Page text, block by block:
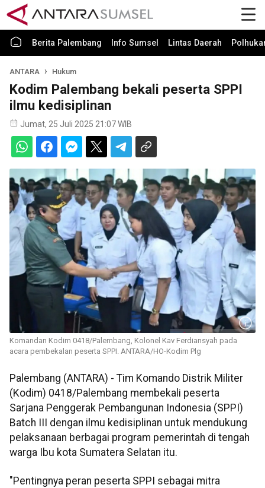
Berita Palembang Info Sumsel Lintas Daerah
ANTARA Hukum
Kodim Palembang bekali peserta SPPI
ilmu kedisiplinan
Jumat, 25 Juli 2025 21:07 WIB
Komandan Kodim 0418/Palembang, Kolonel Kav Ferdiansyah pada
acara pembekalan peserta SPPI. ANTARA/HO-Kodim Plg
Palembang (ANTARA) - Tim Komando Distrik Militer
(Kodim) 0418/Palembang membekali peserta
Sarjana Penggerak Pembangunan Indonesia (SPPI)
Batch III dengan ilmu kedisiplinan untuk mendukung
pelaksanaan berbagai program pemerintah di tengah
warga Ibu kota Sumatera Selatan itu.
"Pentingnya peran peserta SPPI sebagai mitra